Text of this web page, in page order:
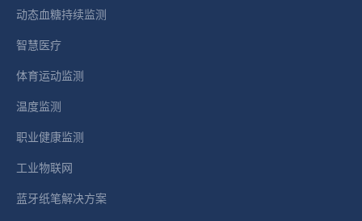
in
window
动态血糖持续监测
智慧医疗
体育运动监测
温度监测
职业健康监测
工业物联网
蓝牙纸笔解决方案